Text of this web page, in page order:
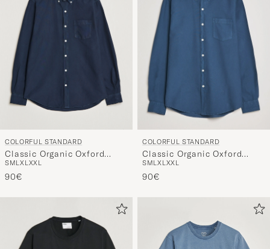
COLORFUL STANDARD
Classic Organic Oxford
Button Down Shirt Navy
Blue
SMLXLXXL
90€
COLORFUL STANDARD
Classic Organic Oxford
Button Down Shirt Petrol
Blue
SMLXLXXL
90€